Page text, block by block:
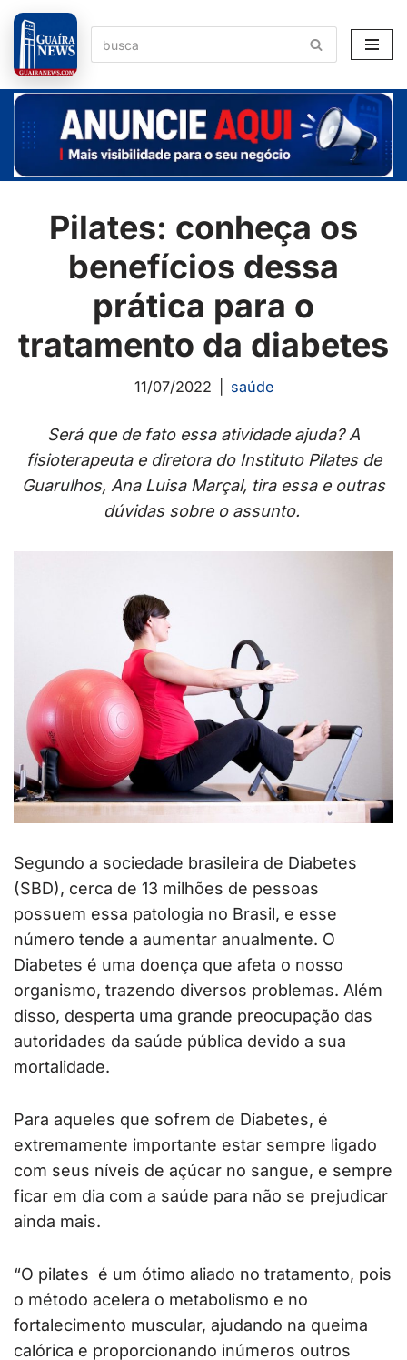
Pular
para
o
conteúdo
Pilates: conheça os
benefícios dessa
prática para o
tratamento da diabetes
11/07/2022 saúde
Será que de fato essa atividade ajuda? A
fisioterapeuta e diretora do Instituto Pilates de
Guarulhos, Ana Luisa Marçal, tira essa e outras
dúvidas sobre o assunto.
Segundo a sociedade brasileira de Diabetes
(SBD), cerca de 13 milhões de pessoas
possuem essa patologia no Brasil, e esse
número tende a aumentar anualmente. O
Diabetes é uma doença que afeta o nosso
organismo, trazendo diversos problemas. Além
disso, desperta uma grande preocupação das
autoridades da saúde pública devido a sua
mortalidade.
Para aqueles que sofrem de Diabetes, é
extremamente importante estar sempre ligado
com seus níveis de açúcar no sangue, e sempre
ficar em dia com a saúde para não se prejudicar
ainda mais.
“O pilates é um ótimo aliado no tratamento, pois
o método acelera o metabolismo e no
fortalecimento muscular, ajudando na queima
calórica e proporcionando inúmeros outros